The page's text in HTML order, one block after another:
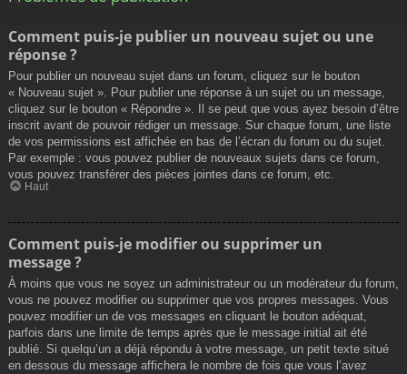
Comment puis-je publier un nouveau sujet ou une
réponse ?
Pour publier un nouveau sujet dans un forum, cliquez sur le bouton
« Nouveau sujet ». Pour publier une réponse à un sujet ou un message,
cliquez sur le bouton « Répondre ». Il se peut que vous ayez besoin d’être
inscrit avant de pouvoir rédiger un message. Sur chaque forum, une liste
de vos permissions est affichée en bas de l’écran du forum ou du sujet.
Par exemple : vous pouvez publier de nouveaux sujets dans ce forum,
vous pouvez transférer des pièces jointes dans ce forum, etc.
Haut
Comment puis-je modifier ou supprimer un
message ?
À moins que vous ne soyez un administrateur ou un modérateur du forum,
vous ne pouvez modifier ou supprimer que vos propres messages. Vous
pouvez modifier un de vos messages en cliquant le bouton adéquat,
parfois dans une limite de temps après que le message initial ait été
publié. Si quelqu’un a déjà répondu à votre message, un petit texte situé
en dessous du message affichera le nombre de fois que vous l’avez